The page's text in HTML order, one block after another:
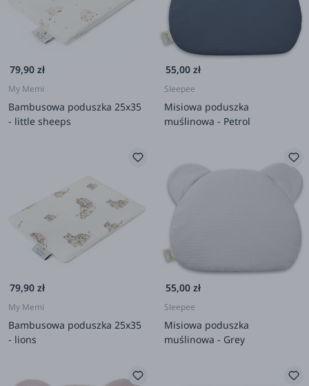
79,90 zł
My Memi
Bambusowa poduszka 25x35
- little sheeps
55,00 zł
Sleepee
Misiowa poduszka
muślinowa - Petrol
79,90 zł
My Memi
Bambusowa poduszka 25x35
- lions
55,00 zł
Sleepee
Misiowa poduszka
muślinowa - Grey